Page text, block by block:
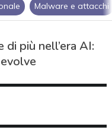
Malware e attacchi
più nell’era AI: